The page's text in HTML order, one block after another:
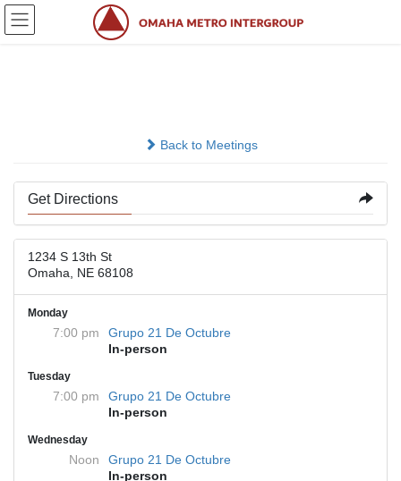
Skip
Skip
Back to Meetings
Get Directions
1234 S 13th St
Omaha, NE 68108
Monday
7:00 pm
Grupo 21 De Octubre
In-person
Tuesday
7:00 pm
Grupo 21 De Octubre
In-person
Wednesday
Noon
Grupo 21 De Octubre
In-person